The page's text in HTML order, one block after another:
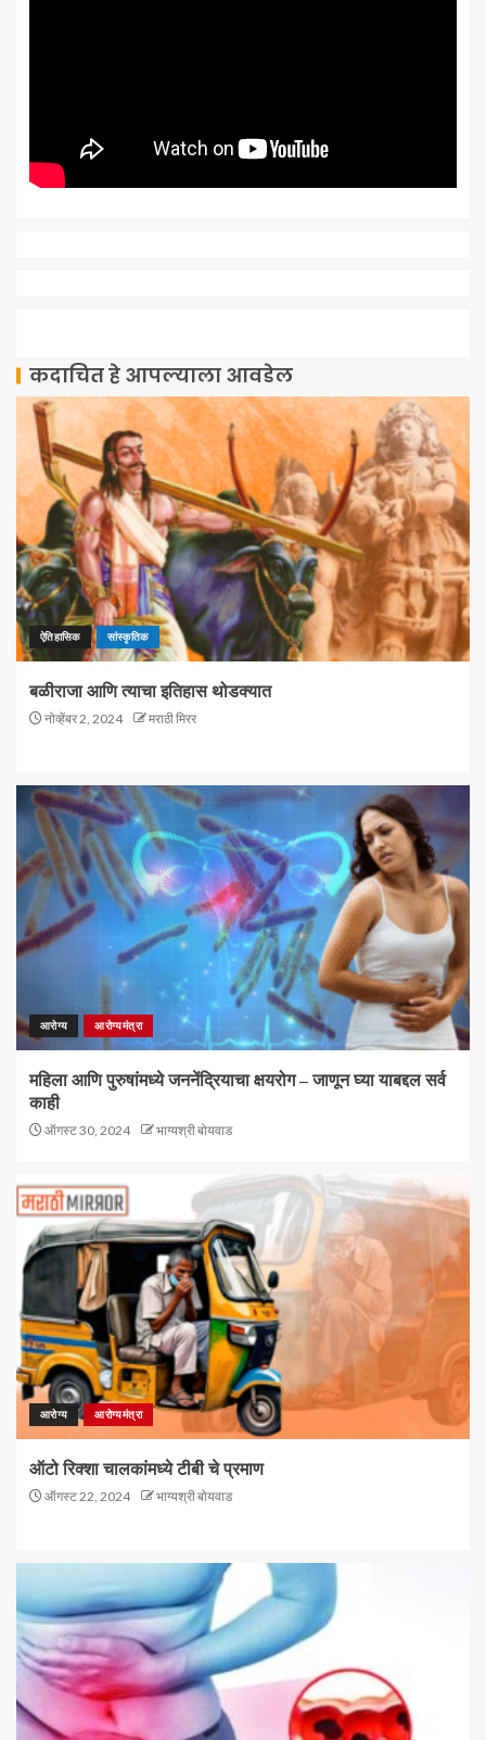
कदाचित हे आपल्याला आवडेल
ऐतिहासिक सांस्कृतिक
बळीराजा आणि त्याचा इतिहास थोडक्यात
नोव्हेंबर 2, 2024 मराठी मिरर
आरोग्य आरोग्यमंत्रा
महिला आणि पुरुषांमध्ये जननेंद्रियाचा क्षयरोग – जाणून घ्या याबद्दल सर्व
काही
ऑगस्ट 30, 2024 भाग्यश्री बोयवाड
आरोग्य आरोग्यमंत्रा
ऑटो रिक्शा चालकांमध्ये टीबी चे प्रमाण
ऑगस्ट 22, 2024 भाग्यश्री बोयवाड